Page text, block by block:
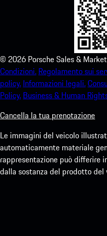
© 2026 Porsche Sales &
Condizioni. Regolamento sui
policy. Informazioni legali.
Policy. Business & Human
Cancella la tua prenotazione
Le immagini del veicolo
automaticamente materiale
rappresentazione può differire
dalla sostanza del prodotto del